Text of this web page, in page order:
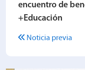
encuentro de
+Educación
Noticia previa